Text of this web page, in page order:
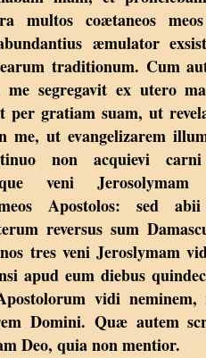
multos coætaneos
æmulator
traditionum. Cum
segregavit ex utero
per gratiam suam, ut
me, ut evangelizarem
non acquievi
veni
meos Apostolos: sed
reversus sum
tres veni Jeroslymam
apud eum diebus
vidi neminem,
Domini. Quæ autem
Deo, quia non mentior.